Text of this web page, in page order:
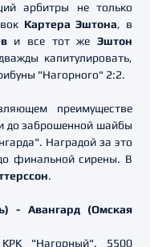
арбитры не только
Картера Эштона, в
и все тот жеЭштон
капитулировать,
"Нагорного" 2:2.
преимуществе
до заброшенной шайбы
Наградой за это
финальной сирены. В
.
- Авангард (Омская
"Нагорный". 5500